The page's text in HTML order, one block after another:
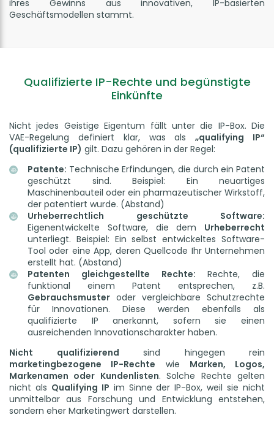
ihres Gewinns aus innovativen, IP-basierten
Geschäftsmodellen stammt.
Qualifizierte IP-Rechte und begünstigte
Einkünfte
Nicht jedes Geistige Eigentum fällt unter die IP-Box. Die
VAE-Regelung definiert klar, was als„qualifying IP“
(qualifizierte IP) gilt. Dazu gehören in der Regel:
Patente: Technische Erfindungen, die durch ein Patent
geschützt sind. Beispiel: Ein neuartiges
Maschinenbauteil oder ein pharmazeutischer Wirkstoff,
der patentiert wurde. (Abstand)
Urheberrechtlich geschützte Software:
Eigenentwickelte Software, die dem Urheberrecht
unterliegt. Beispiel: Ein selbst entwickeltes Software-
Tool oder eine App, deren Quellcode Ihr Unternehmen
erstellt hat. (Abstand)
Patenten gleichgestellte Rechte: Rechte, die
funktional einem Patent entsprechen, z.B.
Gebrauchsmuster oder vergleichbare Schutzrechte
für Innovationen. Diese werden ebenfalls als
qualifizierte IP anerkannt, sofern sie einen
ausreichenden Innovationscharakter haben.
Nicht qualifizierend sind hingegen rein
marketingbezogene IP-Rechte wie Marken, Logos,
Markenamen oder Kundenlisten. Solche Rechte gelten
nicht als Qualifying IP im Sinne der IP-Box, weil sie nicht
unmittelbar aus Forschung und Entwicklung entstehen,
sondern eher Marketingwert darstellen.